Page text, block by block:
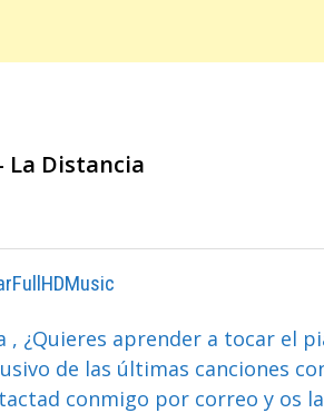
La Distancia
, ¿Quieres aprender a tocar el
de las últimas canciones
conmigo por correo y os